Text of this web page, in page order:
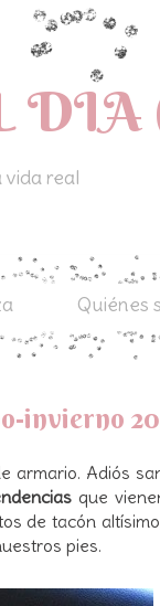
DIA
real
Quiénes
invierno
armario. Adiós
que
de tacón
pies.